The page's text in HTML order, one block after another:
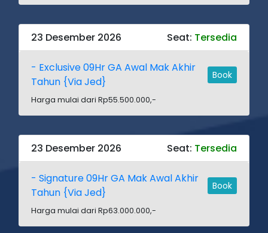
23 Desember 2026 Seat: Tersedia
- Exclusive 09Hr GA Awal Mak Akhir
Tahun {Via Jed}
Book
Harga mulai dari Rp55.500.000,-
23 Desember 2026 Seat: Tersedia
- Signature 09Hr GA Mak Awal Akhir
Tahun {Via Jed}
Book
Harga mulai dari Rp63.000.000,-